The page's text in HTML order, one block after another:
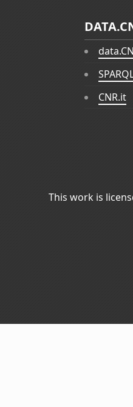
CNR.it
This work is